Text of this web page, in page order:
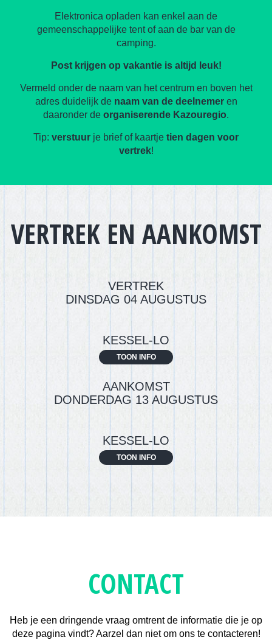
Elektronica opladen kan enkel aan de
gemeenschappelijke tent of aan de bar van de
camping.
Post krijgen op vakantie is altijd leuk!
Vermeld onder de naam van het centrum en boven het
adres duidelijk de naam van de deelnemeren
daaronder de organiserende Kazouregio.
Tip: verstuur je brief of kaartje tien dagen voor
vertrek!
VERTREK EN AANKOMST
VERTREK
DINSDAG 04 AUGUSTUS
KESSEL-LO
TOON INFO
AANKOMST
DONDERDAG 13 AUGUSTUS
KESSEL-LO
TOON INFO
CONTACT
Heb je een dringende vraag omtrent de informatie die je op
deze pagina vindt? Aarzel dan niet om ons te contacteren!